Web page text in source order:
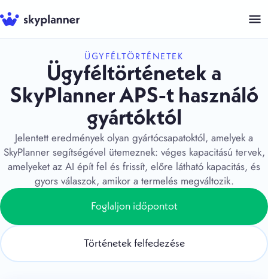
Kilépés
a
ÜGYFÉLTÖRTÉNETEK
Ügyféltörténetek a
SkyPlanner APS-t használó
gyártóktól
Jelentett eredmények olyan gyártócsapatoktól, amelyek a
SkyPlanner segítségével ütemeznek: véges kapacitású tervek,
amelyeket az AI épít fel és frissít, előre látható kapacitás, és
gyors válaszok, amikor a termelés megváltozik.
Foglaljon időpontot
Történetek felfedezése